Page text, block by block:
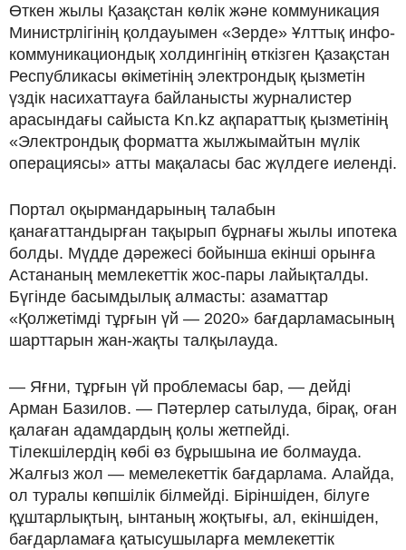
Өткен жылы Қазақстан көлік және коммуникация
Министрлігінің қолдауымен «Зерде» Ұлттық инфо-
коммуникациондық холдингінің өткізген Қазақстан
Республикасы өкіметінің электрондық қызметін
үздік насихаттауға байланысты журналистер
арасындағы сайыста Kn.kz ақпараттық қызметінің
«Электрондық форматта жылжымайтын мүлік
операциясы» атты мақаласы бас жүлдеге иеленді.
Портал оқырмандарының талабын
қанағаттандырған тақырып бұрнағы жылы ипотека
болды. Мүдде дәрежесі бойынша екінші орынға
Астананың мемлекеттік жос-пары лайықталды.
Бүгінде басымдылық алмасты: азаматтар
«Қолжетімді тұрғын үй — 2020» бағдарламасының
шарттарын жан-жақты талқылауда.
— Яғни, тұрғын үй проблемасы бар, — дейді
Арман Базилов. — Пәтерлер сатылуда, бірақ, оған
қалаған адамдардың қолы жетпейді.
Тілекшілердің көбі өз бұрышына ие болмауда.
Жалғыз жол — мемелекеттік бағдарлама. Алайда,
ол туралы көпшілік білмейді. Біріншіден, білуге
құштарлықтың, ынтаның жоқтығы, ал, екіншіден,
бағдарламаға қатысушыларға мемлекеттік